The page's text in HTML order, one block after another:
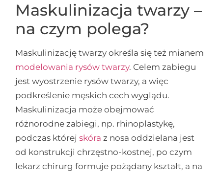
Maskulinizacja twarzy –
na czym polega?
Maskulinizację twarzy określa się też mianem
modelowania rysów twarzy. Celem zabiegu
jest wyostrzenie rysów twarzy, a więc
podkreślenie męskich cech wyglądu.
Maskulinizacja może obejmować
różnorodne zabiegi, np. rhinoplastykę,
podczas którejskóra z nosa oddzielana jest
od konstrukcji chrzęstno-kostnej, po czym
lekarz chirurg formuje pożądany kształt, a na